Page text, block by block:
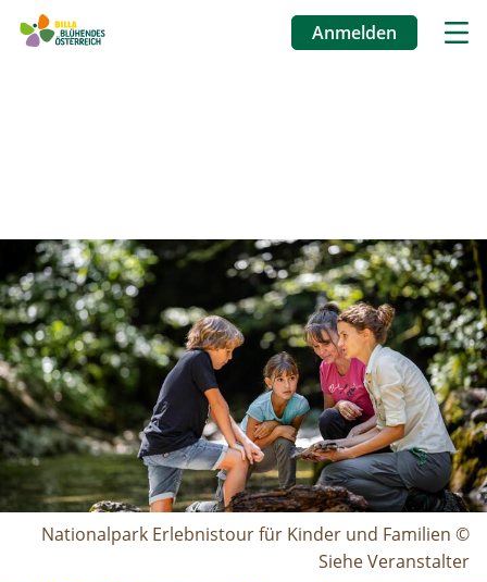
Anmelden
Nationalpark Erlebnistour für Kinder und Familien ©
Siehe Veranstalter